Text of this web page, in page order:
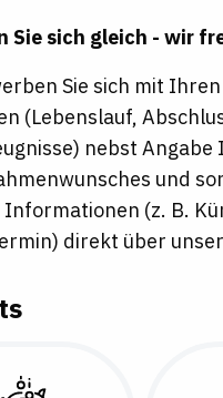
Sie sich gleich - wir
Sie sich mit
(Lebenslauf,
nebst Angabe
und
(z. B.
direkt über unser